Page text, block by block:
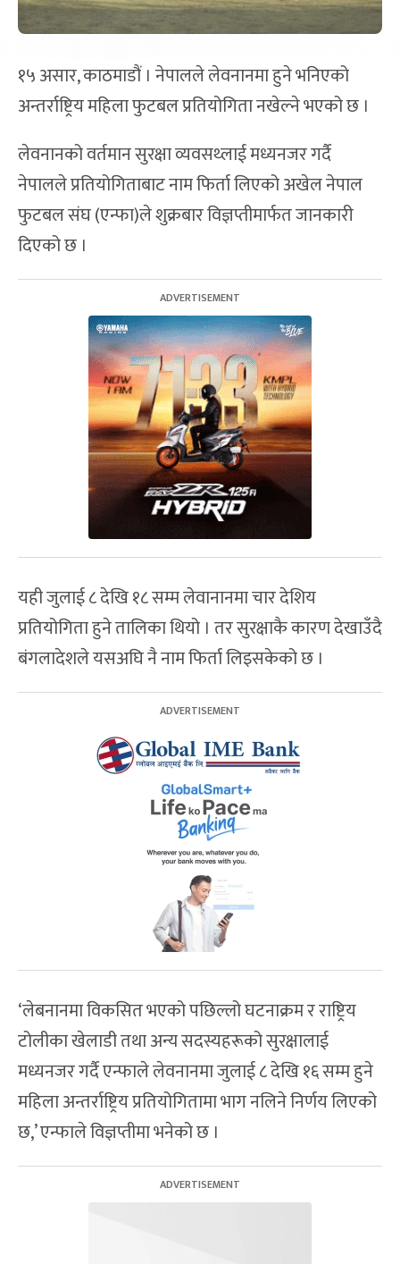
१५ असार, काठमाडौं । नेपालले लेवनानमा हुने भनिएको
अन्तर्राष्ट्रिय महिला फुटबल प्रतियोगिता नखेल्ने भएको छ ।
लेवनानको वर्तमान सुरक्षा व्यवसथ्लाई मध्यनजर गर्दै
नेपालले प्रतियोगिताबाट नाम फिर्ता लिएको अखेल नेपाल
फुटबल संघ (एन्फा)ले शुक्रबार विज्ञप्तीमार्फत जानकारी
दिएको छ ।
यही जुलाई ८ देखि १८ सम्म लेवानानमा चार देशिय
प्रतियोगिता हुने तालिका थियो । तर सुरक्षाकै कारण देखाउँदै
बंगलादेशले यसअघि नै नाम फिर्ता लिइसकेको छ ।
‘लेबनानमा विकसित भएको पछिल्लो घटनाक्रम र राष्ट्रिय
टोलीका खेलाडी तथा अन्य सदस्यहरूको सुरक्षालाई
मध्यनजर गर्दै एन्फाले लेवनानमा जुलाई ८ देखि १६ सम्म हुने
महिला अन्तर्राष्ट्रिय प्रतियोगितामा भाग नलिने निर्णय लिएको
छ,’ एन्फाले विज्ञप्तीमा भनेको छ ।